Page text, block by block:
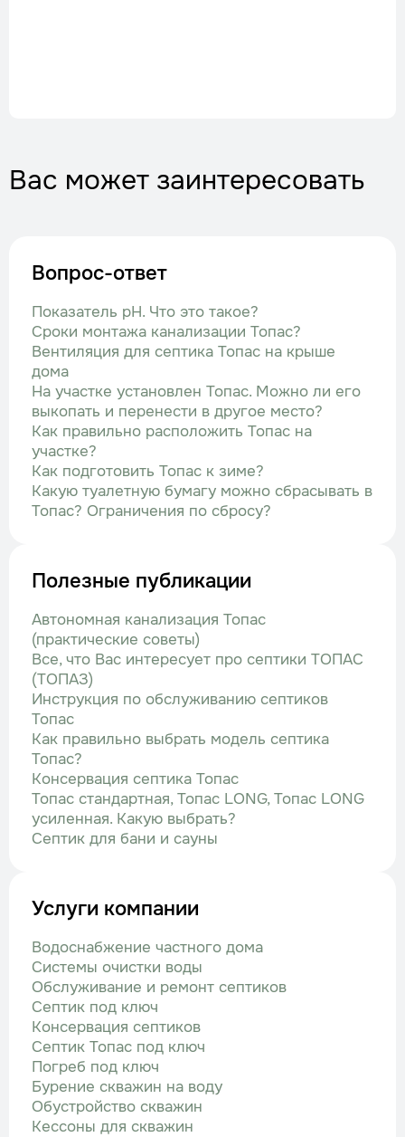
Вас может заинтересовать
Вопрос-ответ
Показатель рН. Что это такое?
Сроки монтажа канализации Топас?
Вентиляция для септика Топас на крыше
дома
На участке установлен Топас. Можно ли его
выкопать и перенести в другое место?
Как правильно расположить Топас на
участке?
Как подготовить Топас к зиме?
Какую туалетную бумагу можно сбрасывать в
Топас? Ограничения по сбросу?
Полезные публикации
Автономная канализация Топас
(практические советы)
Все, что Вас интересует про септики ТОПАС
(ТОПАЗ)
Инструкция по обслуживанию септиков
Топас
Как правильно выбрать модель септика
Топас?
Консервация септика Топас
Топас стандартная, Топас LONG, Топас LONG
усиленная. Какую выбрать?
Септик для бани и сауны
Услуги компании
Водоснабжение частного дома
Системы очистки воды
Обслуживание и ремонт септиков
Септик под ключ
Консервация септиков
Септик Топас под ключ
Погреб под ключ
Бурение скважин на воду
Обустройство скважин
Кессоны для скважин